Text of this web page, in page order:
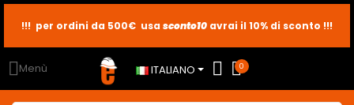
sconto2
sconto5
sconto10
Menù ITALIANO 0